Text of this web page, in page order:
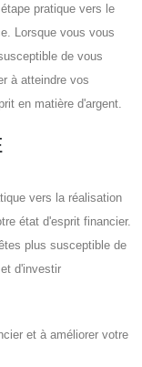
pratique vers le
Lorsque vous vous
de vous
à atteindre vos
en matière d'argent.
vers la réalisation
état d'esprit financier.
plus susceptible de
d'investir
et à améliorer votre